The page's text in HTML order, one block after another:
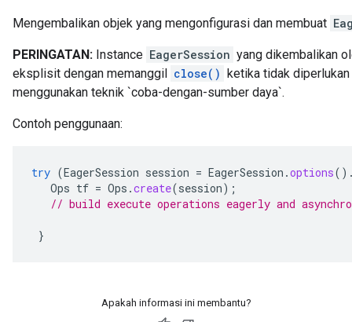
Mengembalikan objek yang mengonfigurasi dan membuat
PERINGATAN: Instance EagerSession yang dikembalikan
eksplisit dengan memanggil close() ketika tidak
menggunakan teknik `coba-dengan-sumber daya`.
Contoh penggunaan:
try (EagerSession session = EagerSession .options
Ops tf = Ops .create(session);
// build execute operations eagerly and
}
Apakah informasi ini membantu?